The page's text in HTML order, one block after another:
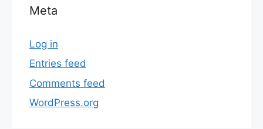
Meta
Log in
Entries feed
Comments feed
WordPress.org